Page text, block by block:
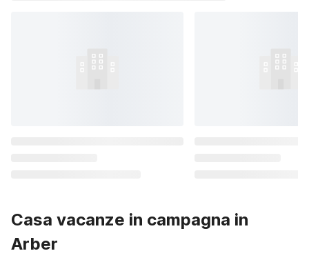
Casa vacanze in campagna in
Arber